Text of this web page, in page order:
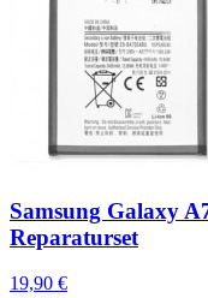
Samsung Galaxy
Reparaturset
19,90 €